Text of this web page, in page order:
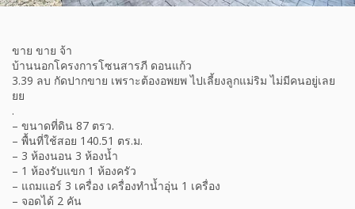
ขาย ขาย จ้า
บ้านนอกโครงการโซนสารภี ดอนแก้ว
3.39 ลบ กัดปากขาย เพราะต้องอพยพ ไปเลี้ยงลูกแม่ริม ไม่มีคนอยู่เลย
ยย
.
– ขนาดที่ดิน 87 ตรว.
– พื้นที่ใช้สอย 140.51 ตร.ม.
– 3 ห้องนอน 3 ห้องน้ำ
– 1 ห้องรับแขก 1 ห้องครัว
– แถมแอร์ 3 เครื่อง เครื่องทำน้ำอุ่น 1 เครื่อง
– จอดได้ 2 คัน